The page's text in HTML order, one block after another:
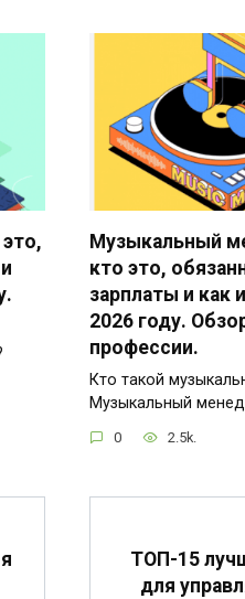
Музыкальный
кто это,
зарплаты и как
2026 году.
профессии.
Кто такой
Музыкальный
0 2.5k.
ТОП-15
для